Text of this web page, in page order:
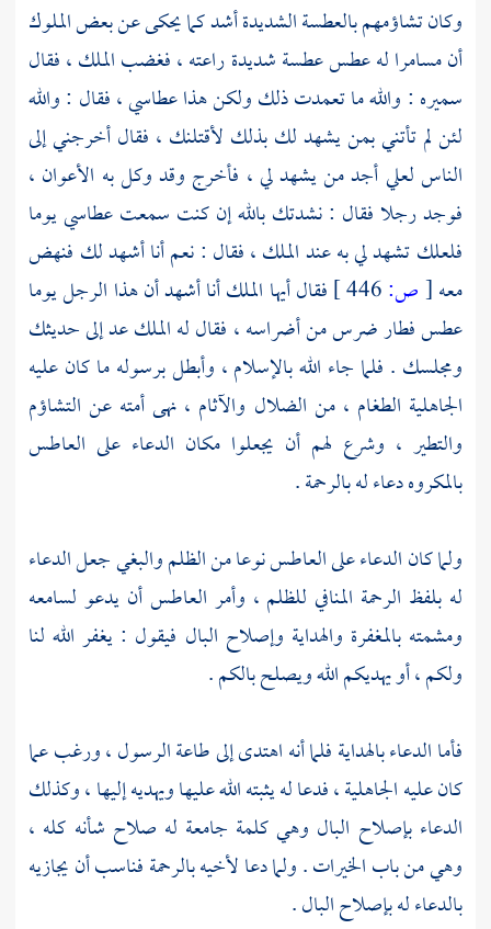
وكان تشاؤمهم بالعطسة الشديدة أشد كما يحكى عن بعض الملوك
أن مسامرا له عطس عطسة شديدة راعته ، فغضب الملك ، فقال
سميره : والله ما تعمدت ذلك ولكن هذا عطاسي ، فقال : والله
لئن لم تأتني بمن يشهد لك بذلك لأقتلنك ، فقال أخرجني إلى
الناس لعلي أجد من يشهد لي ، فأخرج وقد وكل به الأعوان ،
فوجد رجلا فقال : نشدتك بالله إن كنت سمعت عطاسي يوما
فلعلك تشهد لي به عند الملك ، فقال : نعم أنا أشهد لك فنهض
معه[ص:
فقال أيها الملك أنا أشهد أن هذا الرجل يوما
عطس فطار ضرس من أضراسه ، فقال له الملك عد إلى حديثك
ومجلسك . فلما جاء الله بالإسلام ، وأبطل برسوله ما كان عليه
الجاهلية الطغام ، من الضلال والآثام ، نهى أمته عن التشاؤم
والتطير ، وشرع لهم أن يجعلوا مكان الدعاء على العاطس
بالمكروه دعاء له بالرحمة .
ولما كان الدعاء على العاطس نوعا من الظلم والبغي جعل الدعاء
له بلفظ الرحمة المنافي للظلم ، وأمر العاطس أن يدعو لسامعه
ومشمته بالمغفرة والهداية وإصلاح البال فيقول : يغفر الله لنا
ولكم ، أو يهديكم الله ويصلح بالكم .
فأما الدعاء بالهداية فلما أنه اهتدى إلى طاعة الرسول ، ورغب عما
كان عليه الجاهلية ، فدعا له يثبته الله عليها ويهديه إليها ، وكذلك
الدعاء بإصلاح البال وهي كلمة جامعة له صلاح شأنه كله ،
وهي من باب الخيرات . ولما دعا لأخيه بالرحمة فناسب أن يجازيه
بالدعاء له بإصلاح البال .